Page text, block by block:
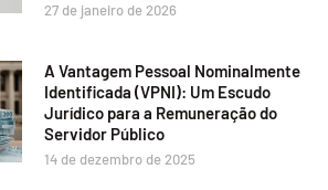
27 de janeiro de 2026
A Vantagem Pessoal Nominalmente
Identificada (VPNI): Um Escudo
Jurídico para a Remuneração do
Servidor Público
14 de dezembro de 2025